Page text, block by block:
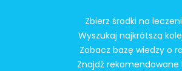
Zbierz środki na
Wyszukaj najkrótszą
Zobacz bazę wiedzy o
Znajdź rekomendowane